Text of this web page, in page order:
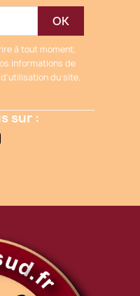
à tout moment.
informations de
du site.
sur :